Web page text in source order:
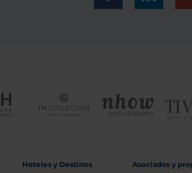
Hoteles y Destinos Asociados y